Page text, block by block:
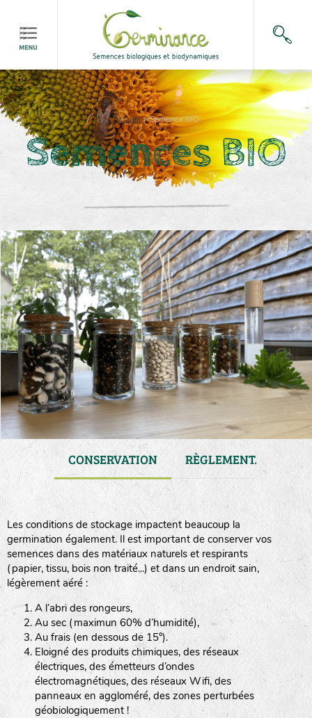
Accueil>Semence BIO
Semences BIO
CONSERVATION RÈGLEMENTATIONS
Les conditions de stockage impactent beaucoup la
germination également. Il est important de conserver vos
semences dans des matériaux naturels et respirants
(papier, tissu, bois non traité...) et dans un endroit sain,
légèrement aéré :
A l’abri des rongeurs,
Au sec (maximun 60% d’humidité),
Au frais (en dessous de 15°).
Eloigné des produits chimiques, des réseaux
électriques, des émetteurs d’ondes
électromagnétiques, des réseaux Wifi, des
panneaux en aggloméré, des zones perturbées
géobiologiquement !
haies
zone sauvage